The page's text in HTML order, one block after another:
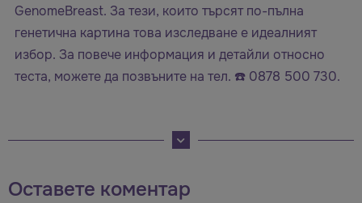
GenomeBreast. За тези, които търсят по-пълна
генетична картина това изследване е идеалният
избор. За повече информация и детайли относно
теста, можете да позвъните на тел. ☎️ 0878 500 730.
Оставете коментар